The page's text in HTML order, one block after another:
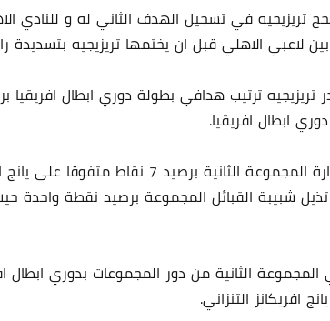
في الدقيقة 75 نجح تريزيجيه في تسجيل الهدف الثاني له
لاعبي الاهلي قبل ان يختمها تريزيجيه بتسديدة
ابطال افريقيا.
و انفرد الاهلي بصدارة المجموعة
فيما تذيل شبيبة القبائل المجموعة برصيد نقطة
الثانية من دور المجموعات بدوري ابطال
افريكانز التنزاني.